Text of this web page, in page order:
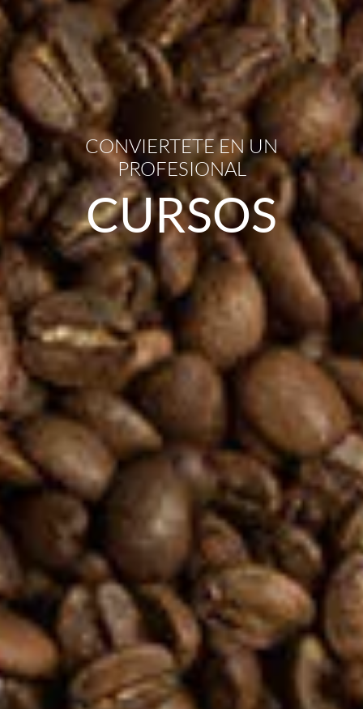
CONVIERTETE EN UN
PROFESIONAL
CURSOS